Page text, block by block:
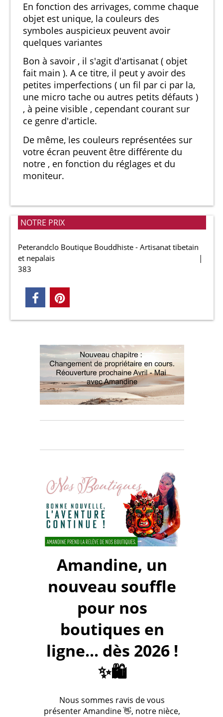
En fonction des arrivages, comme chaque
objet est unique, la couleurs des
symboles auspicieux peuvent avoir
quelques variantes
Bon à savoir , il s'agit d'artisanat ( objet
fait main ). A ce titre, il peut y avoir des
petites imperfections ( un fil par ci par la,
une micro tache ou autres petits défauts )
, à peine visible , cependant courant sur
ce genre d'article.
De même, les couleurs représentées sur
votre écran peuvent être différente du
notre , en fonction du réglages et du
moniteur.
NOTRE PRIX
Peterandclo Boutique Bouddhiste - Artisanat tibetain
et nepalais
383
Amandine, un
nouveau souffle
pour nos
boutiques en
ligne... dès 2026 !
✨🛍️
Nous sommes ravis de vous
présenter Amandine 👋, notre nièce,